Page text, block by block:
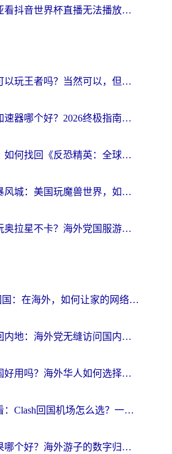
在澳大利亚看抖音世界杯直播无法播放？海外党体育观赛终极指南来了！
身在国外可以玩王者吗？当然可以，但你需要这份“加速”指南
海外游戏加速器哪个好？2026终极指南帮你畅玩国服+解决卡顿难题
身在海外，如何找回《反恐精英：全球攻势》国服的丝滑手感？一份给你的终极指南
从纽约到暴风城：美国玩魔兽世界，如何找到你的最佳网络航线
日本怎么玩奥拉星不卡？海外党国服游戏加速器选择全攻略
Openwrt 回国：在海外，如何让家的网络触手可及
香港翻墙回内地：海外党无缝访问国内资源的加速器选择全攻略
迅游和回国好用吗？海外华人如何选择靠谱的回国加速器
海外党必看：Clash回国机场怎么选？一篇搞定无缝访问国内资源的全攻略
穿梭和松果哪个好？海外游子的数字归乡路，到底该怎么选